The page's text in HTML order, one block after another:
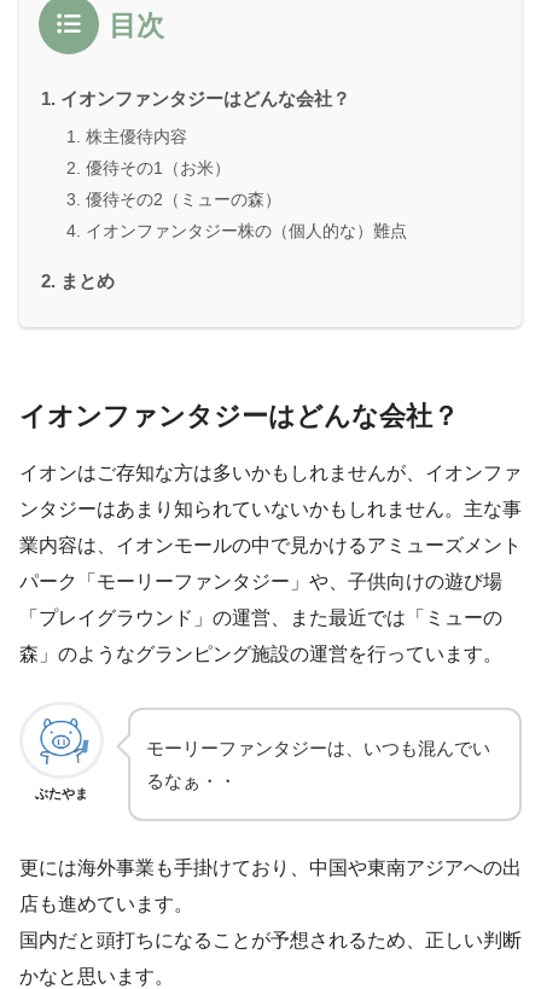
目次
イオンファンタジーはどんな会社？
株主優待内容
優待その1（お米）
優待その2（ミューの森）
イオンファンタジー株の（個人的な）難点
まとめ
イオンファンタジーはどんな会社？
イオンはご存知な方は多いかもしれませんが、イオンファ
ンタジーはあまり知られていないかもしれません。主な事
業内容は、イオンモールの中で見かけるアミューズメント
パーク「モーリーファンタジー」や、子供向けの遊び場
「プレイグラウンド」の運営、また最近では「ミューの
森」のようなグランピング施設の運営を行っています。
ぶたやま
モーリーファンタジーは、いつも混んでい
るなぁ・・
更には海外事業も手掛けており、中国や東南アジアへの出
店も進めています。
国内だと頭打ちになることが予想されるため、正しい判断
かなと思います。